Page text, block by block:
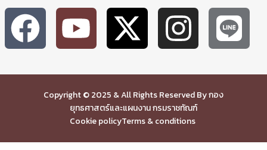
Copyright © 2025 & All Rights Reserved By กอง
ยุทธศาสตร์และแผนงาน กรมราชทัณฑ์
Cookie policyTerms & conditions